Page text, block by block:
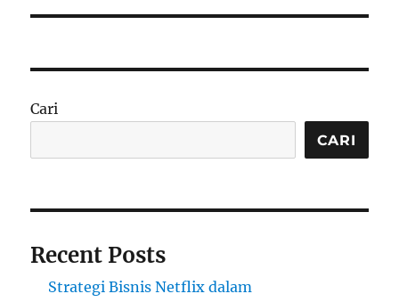
Cari
CARI
Recent Posts
Strategi Bisnis Netflix dalam